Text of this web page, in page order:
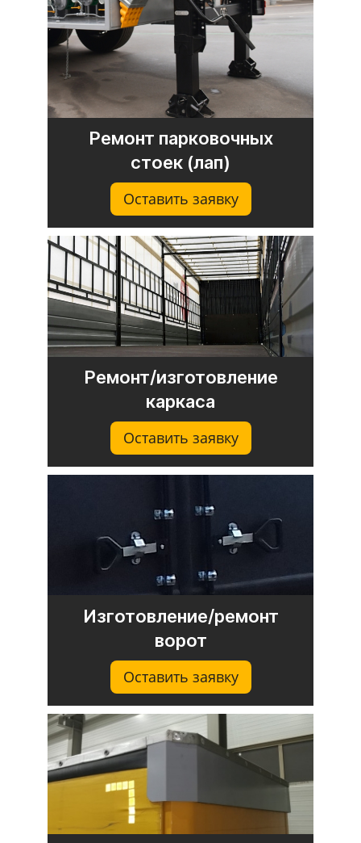
Ремонт парковочных
стоек (лап)
Оставить заявку
Ремонт/изготовление
каркаса
Оставить заявку
Изготовление/ремонт
ворот
Оставить заявку